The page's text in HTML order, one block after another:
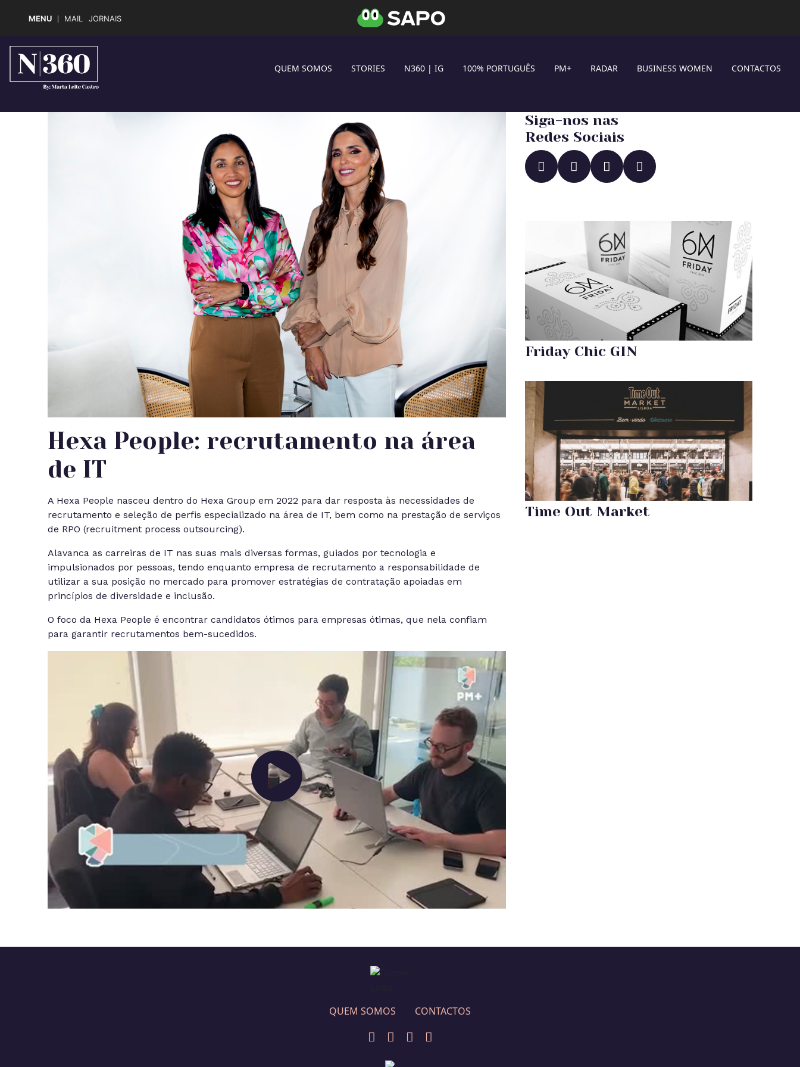
MENU MAIL JORNAIS
QUEM SOMOS STORIES N360 | IG 100% PORTUGUÊS PM+ RADAR BUSINESS WOMEN CONTACTOS
Hexa People: recrutamento na área
de IT
A Hexa People nasceu dentro do Hexa Group em 2022 para dar resposta às necessidades de
recrutamento e seleção de perfis especializado na área de IT, bem como na prestação de serviços
de RPO (recruitment process outsourcing).
Alavanca as carreiras de IT nas suas mais diversas formas, guiados por tecnologia e
impulsionados por pessoas, tendo enquanto empresa de recrutamento a responsabilidade de
utilizar a sua posição no mercado para promover estratégias de contratação apoiadas em
princípios de diversidade e inclusão.
O foco da Hexa People é encontrar candidatos ótimos para empresas ótimas, que nela confiam
para garantir recrutamentos bem-sucedidos.
Play
Video
Siga-nos nas
Redes Sociais
Friday Chic GIN
Time Out Market
QUEM SOMOS CONTACTOS